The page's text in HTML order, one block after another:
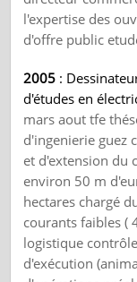
l'expertise des
d'offre public
2005 :
d'études en
mars aout tfe
d'ingenierie guez
et d'extension du
environ 50 m
hectares chargé
courants faibles (
logistique
d'exécution